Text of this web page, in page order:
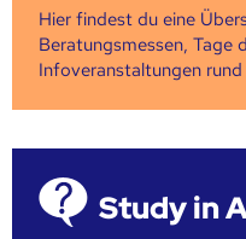
Hier findest du eine
Beratungsmessen, Tage
Infoveranstaltungen
Study in